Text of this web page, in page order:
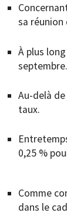
sa
À plus
Au-delà
taux.
0,25 %
Comme
dans le